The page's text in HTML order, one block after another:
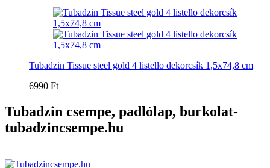
Tubadzin Tissue steel gold 4 listello dekorcsík 1,5x74,8 cm
6990 Ft
Tubadzin csempe, padlólap, burkolat-
tubadzincsempe.hu